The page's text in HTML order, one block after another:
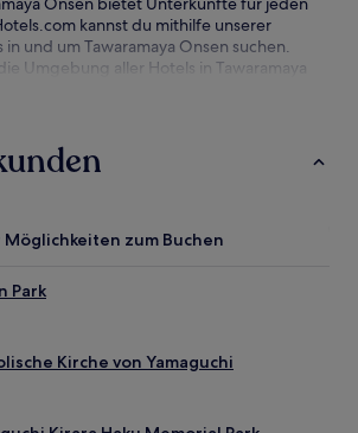
kannst du mithilfe unserer
und um Tawaramaya Onsen suchen.
Umgebung aller Hotels in Tawaramaya
kannst, wie nah du an
in Tawaramaya Onsen mit unserer
Möglichkeiten zum Buchen
Park
Kirche von Yamaguchi